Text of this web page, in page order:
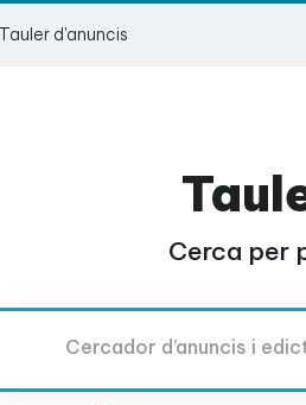
Tauler d'anuncis
Cerca per